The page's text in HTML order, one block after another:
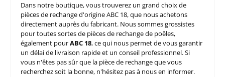
Dans notre boutique, vous trouverez un grand choix de
pièces de rechange d'origine ABC 18, que nous achetons
directement auprès du fabricant. Nous sommes grossistes
pour toutes sortes de pièces de rechange de poêles,
également pourABC 18, ce qui nous permet de vous garantir
un délai de livraison rapide et un conseil professionnel. Si
vous n'êtes pas sûr que la pièce de rechange que vous
recherchez soit la bonne, n'hésitez pas à nous en informer.